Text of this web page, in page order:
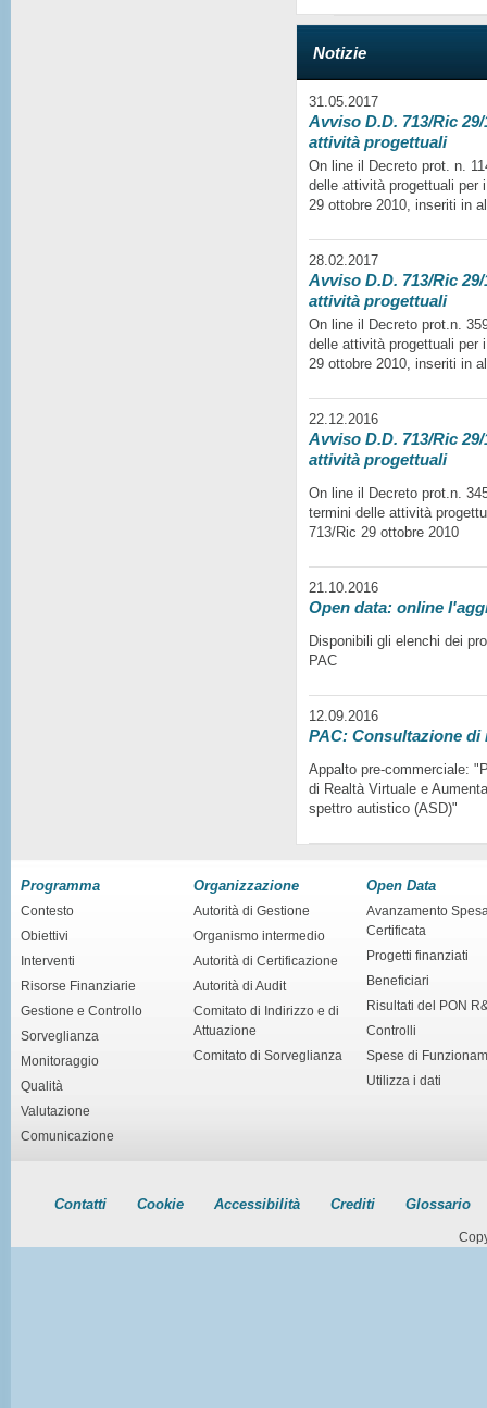
Notizie
31.05.2017
Avviso D.D. 713/Ric
attività progettuali
On line il Decreto prot. n.
delle attività progettuali per
29 ottobre 2010, inseriti in
28.02.2017
Avviso D.D. 713/Ric
attività progettuali
On line il Decreto prot.n.
delle attività progettuali per
29 ottobre 2010, inseriti in
22.12.2016
Avviso D.D. 713/Ric
attività progettuali
On line il Decreto prot.n.
termini delle attività
713/Ric 29 ottobre 2010
21.10.2016
Open data: online
Disponibili gli elenchi dei
PAC
12.09.2016
PAC: Consultazione di
Appalto pre-commerciale:
di Realtà Virtuale e
spettro autistico (ASD)"
Programma
Contesto
Obiettivi
Interventi
Risorse Finanziarie
Gestione e Controllo
Sorveglianza
Monitoraggio
Qualità
Valutazione
Comunicazione
Organizzazione
Autorità di Gestione
Organismo intermedio
Autorità di Certificazione
Autorità di Audit
Comitato di Indirizzo e di
Attuazione
Comitato di Sorveglianza
Open Data
Avanzamento
Certificata
Progetti finanziati
Beneficiari
Risultati del PON
Controlli
Spese di
Utilizza i dati
Contatti Cookie Accessibilità Crediti Glossario